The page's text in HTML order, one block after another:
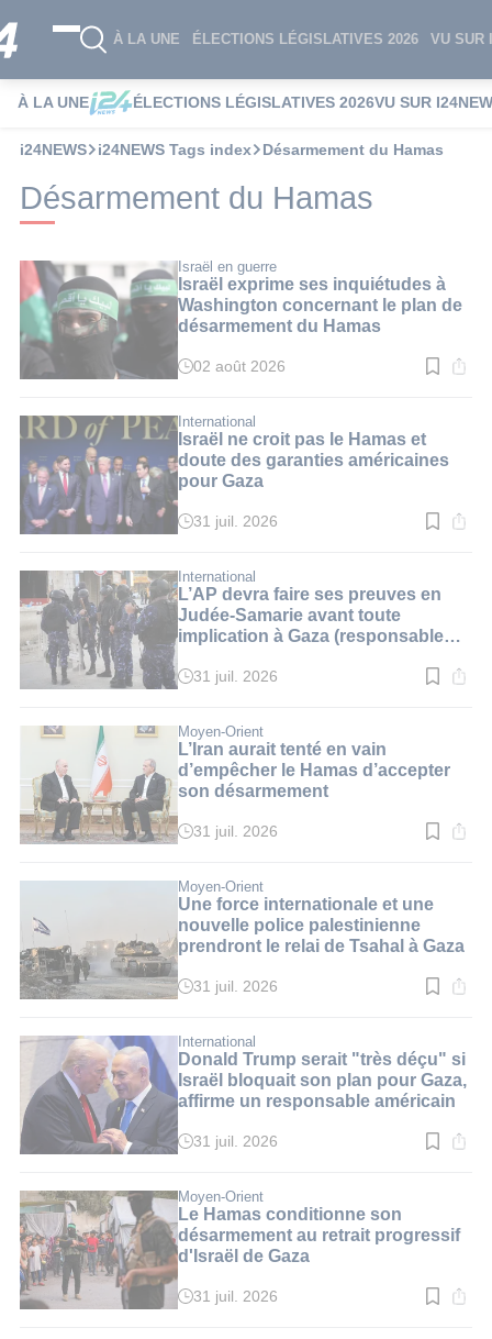
À LA UNE ÉLECTIONS LÉGISLATIVES 2026 VU SUR
À LA UNE ÉLECTIONS LÉGISLATIVES 2026VU SUR
i24NEWS i24NEWS Tags index Désarmement du Hamas
Désarmement du Hamas
Israël en guerre
Israël exprime ses inquiétudes à
Washington concernant le plan de
désarmement du Hamas
Temps
:
2
min.
02 août 2026
International
Israël ne croit pas le Hamas et
doute des garanties américaines
pour Gaza
Temps
:
4
min.
31 juil. 2026
International
L’AP devra faire ses preuves en
Judée-Samarie avant toute
implication à Gaza (responsable
Temps
:
3
min.
31 juil. 2026
Moyen-Orient
L’Iran aurait tenté en vain
d’empêcher le Hamas d’accepter
son désarmement
Temps
:
2
min.
31 juil. 2026
Moyen-Orient
Une force internationale et une
nouvelle police palestinienne
prendront le relai de Tsahal à Gaza
Temps
:
3
min.
31 juil. 2026
International
Donald Trump serait "très déçu" si
Israël bloquait son plan pour Gaza,
affirme un responsable américain
Temps
:
3
min.
31 juil. 2026
Moyen-Orient
Le Hamas conditionne son
désarmement au retrait progressif
d'Israël de Gaza
Temps
31 juil. 2026